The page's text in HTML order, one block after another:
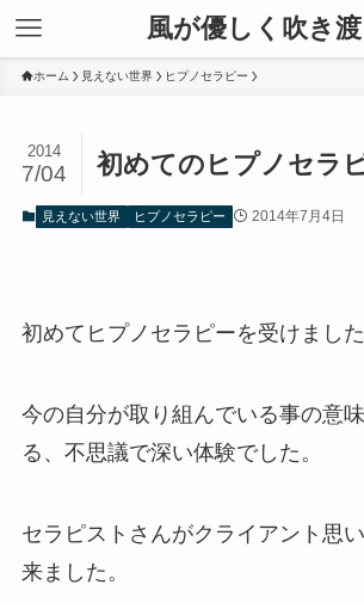
風が優しく吹き
ホーム 見えない世界 ヒプノセラピー
初めてのヒプノセラ
2014
7/04
見えない世界 ヒプノセラピー 2014年7月4日
初めてヒプノセラピーを受けました
今の自分が取り組んでいる事の意
る、不思議で深い体験でした。
セラピストさんがクライアント思
来ました。